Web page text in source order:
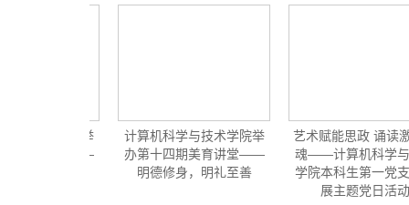
计算机科学与技术学院举
办第十四期美育讲堂——
明德修身，明礼至善
艺术赋能思政 诵读激
魂——计算机科学与
学院本科生第一党支
展主题党日活动